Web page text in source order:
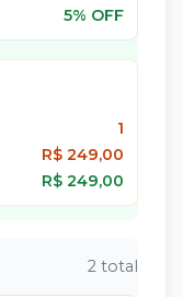
5% OFF
1
R$ 249,00
R$ 249,00
2 total